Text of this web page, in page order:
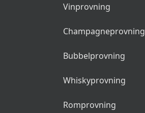
Vinprovning
Champagneprovning
Bubbelprovning
Whiskyprovning
Romprovning